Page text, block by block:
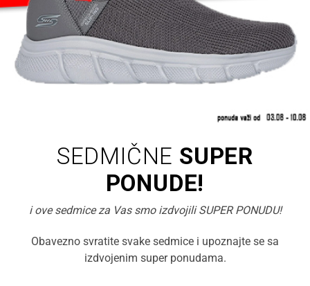
SEDMIČNE SUPER
PONUDE!
i ove sedmice za Vas smo izdvojili SUPER PONUDU!
Obavezno svratite svake sedmice i upoznajte se sa
izdvojenim super ponudama.